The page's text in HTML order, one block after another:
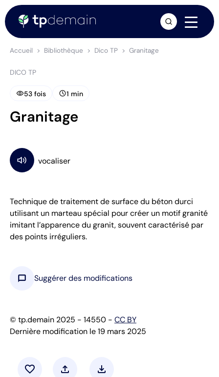
Accueil Bibliothèque Dico TP Granitage
DICO TP
visibility53 fois schedule1 min
Granitage
Technique de traitement de surface du béton durci
utilisant un marteau spécial pour créer un motif granité
imitant l’apparence du granit, souvent caractérisé par
des points irréguliers.
chat_bubble Suggérer des modifications
© tp.demain 2025 - 14550 - CC BY
Dernière modification le 19 mars 2025
favorite upload download
arrow_forward